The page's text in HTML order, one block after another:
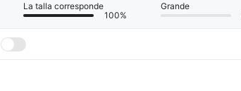
La talla corresponde
100%
Grande